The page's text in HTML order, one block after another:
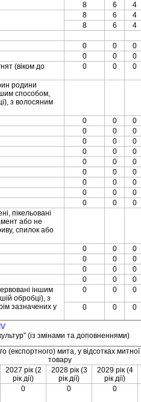
8 6 4
8 6 4
8 6 4
0 0 0
0 0 0
(вiком до
0 0 0
родини
способом,
з волосяним
0 0 0
0 0 0
0 0 0
0 0 0
0 0 0
0 0 0
0 0 0
0 0 0
0 0 0
пiкельованi
або не
спилок або
0 0 0
0 0 0
0 0 0
0 0 0
iншим
обробцi), з
зазначених у
0 0 0
0 0 0
(iз змiнами та доповненнями)
(експортного) мита, у вiдсотках
товару
2027 рiк (2
рiк дiї)
2028 рiк (3
рiк дiї)
2029 рiк (4
рiк дiї)
0 0 0